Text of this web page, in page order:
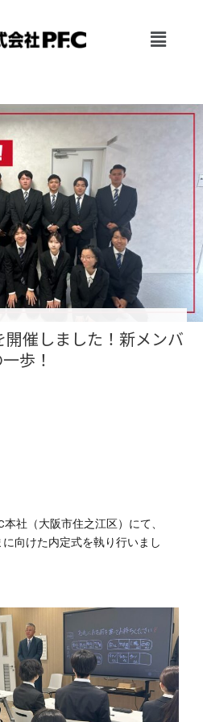
メ
ニ
催しました！新メンバ
歩！
社（大阪市住之江区）にて、
向けた内定式を執り行いまし